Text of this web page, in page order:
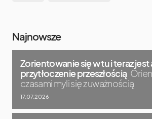
Najnowsze
Zorientowanie się w tu i teraz
przytłoczenie przeszłością
czasami myli się z uważnością
17.07.2026